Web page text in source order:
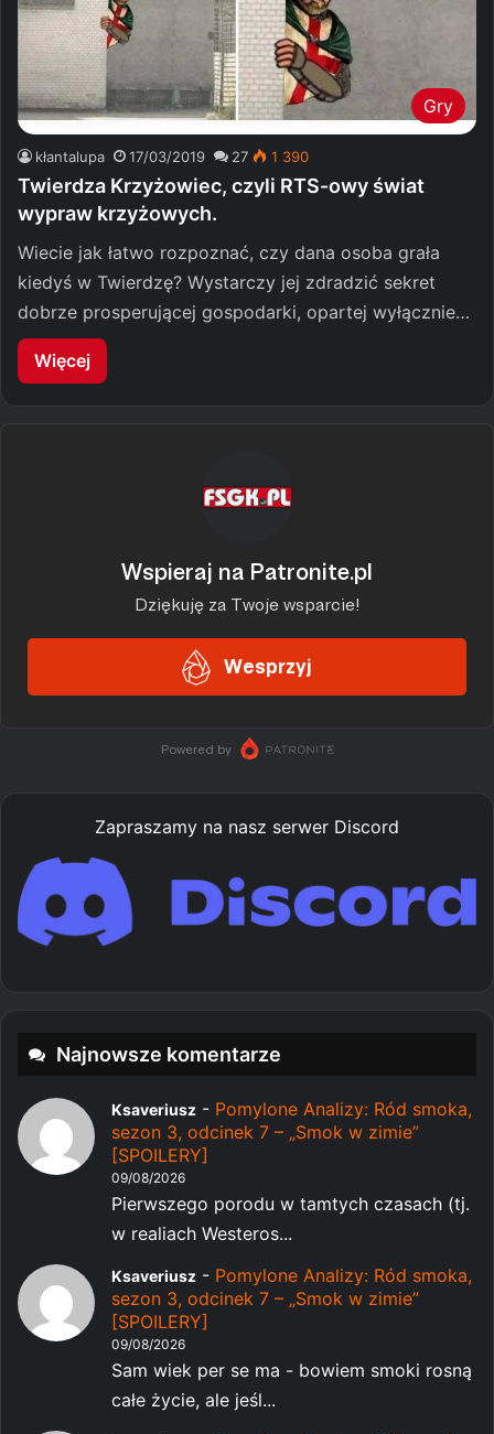
Gry
kłantalupa 17/03/2019 27 1 390
Twierdza Krzyżowiec, czyli RTS-owy świat
wypraw krzyżowych.
Wiecie jak łatwo rozpoznać, czy dana osoba grała
kiedyś w Twierdzę? Wystarczy jej zdradzić sekret
dobrze prosperującej gospodarki, opartej wyłącznie…
Więcej
Zapraszamy na nasz serwer Discord
Najnowsze komentarze
Ksaveriusz - Pomylone Analizy: Ród smoka,
sezon 3, odcinek 7 – „Smok w zimie”
[SPOILERY]
09/08/2026
Pierwszego porodu w tamtych czasach (tj.
w realiach Westeros...
Ksaveriusz - Pomylone Analizy: Ród smoka,
sezon 3, odcinek 7 – „Smok w zimie”
[SPOILERY]
09/08/2026
Sam wiek per se ma - bowiem smoki rosną
całe życie, ale jeśl...